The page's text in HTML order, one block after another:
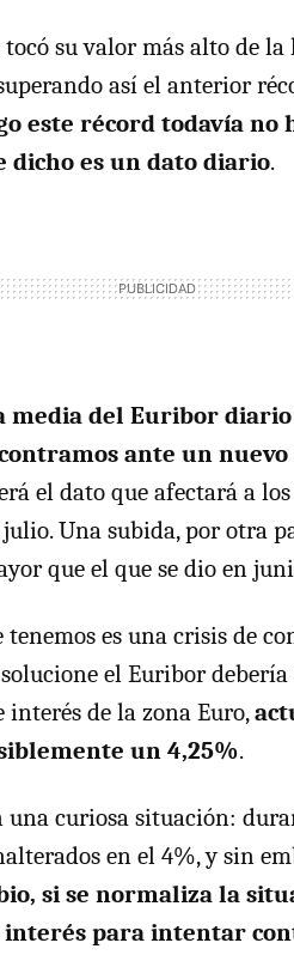
su valor más alto de
así el anterior
este récord todavía no
dicho es un dato diario.
media del Euribor diario
ante un
el dato que afectará a
Una subida, por otra
que el que se dio en
tenemos es una crisis de
el Euribor
interés de la zona Euro,
un 4,25%.
una curiosa situación:
en el 4%, y sin
si se normaliza la
interés para intentar